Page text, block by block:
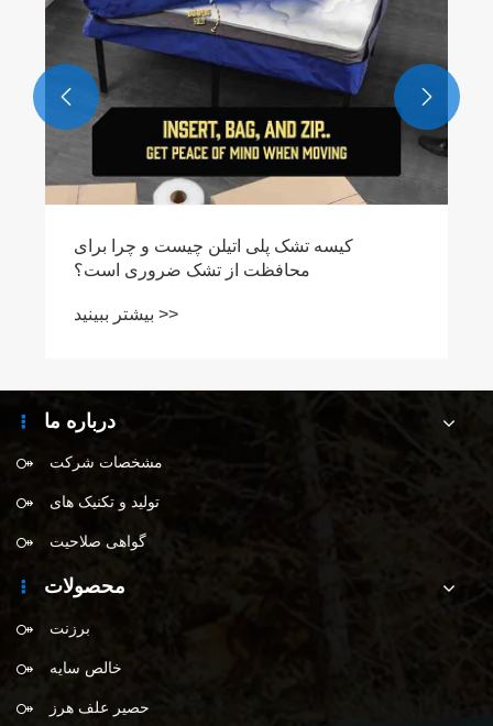
کیسه تشک پلی اتیلن چیست و چرا برای
محافظت از تشک ضروری است؟
بیشتر ببینید >>
 
درباره ما
مشخصات شرکت
تولید و تکنیک های
گواهی صلاحیت
محصولات
برزنت
خالص سایه
حصیر علف هرز